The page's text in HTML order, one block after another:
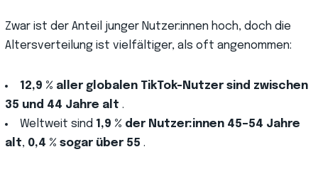
Zwar ist der Anteil junger Nutzer:innen hoch, doch die
Altersverteilung ist vielfältiger, als oft angenommen:
12,9 % aller globalen TikTok-Nutzer sind zwischen
35 und 44 Jahre alt .
Weltweit sind 1,9 % der Nutzer:innen 45–54 Jahre
alt, 0,4 % sogar über 55 .